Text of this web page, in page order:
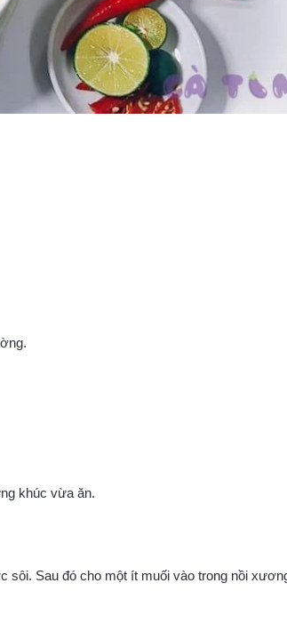
khúc vừa ăn.
Sau đó cho một ít muối vào trong nồi